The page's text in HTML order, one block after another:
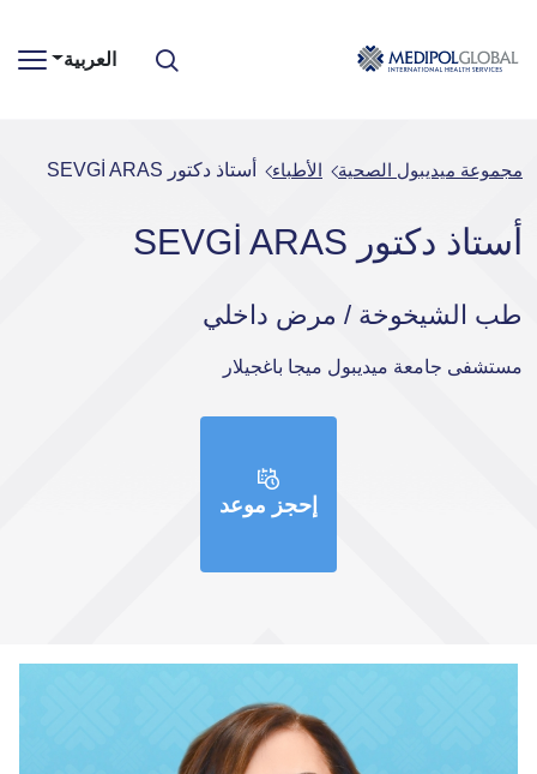
العربية
مجموعة ميديبول الصحية الأطباء أستاذ دكتور SEVGİ ARAS
أستاذ دكتور SEVGİ ARAS
طب الشيخوخة / مرض داخلي
مستشفى جامعة ميديبول ميجا باغجيلار
إحجز موعد